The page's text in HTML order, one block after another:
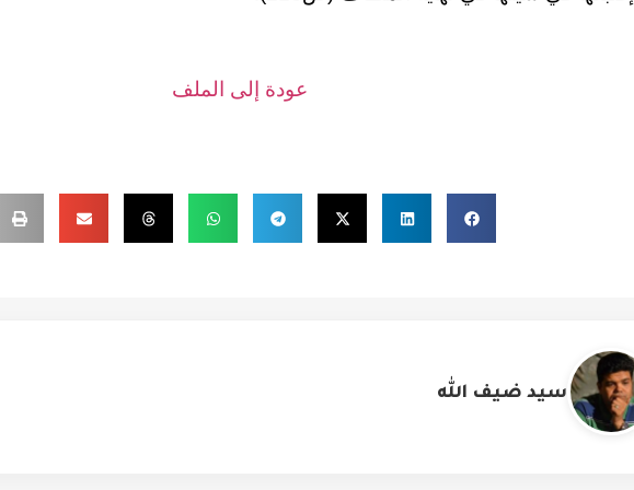
عودة إلى الملف
سيد ضيف الله